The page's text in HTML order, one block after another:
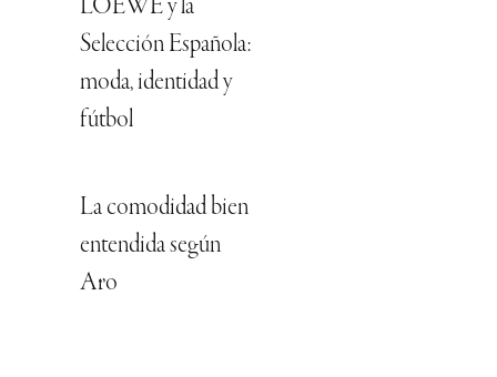
LOEWE y la
Selección Española:
moda, identidad y
fútbol
La comodidad bien
entendida según
Aro